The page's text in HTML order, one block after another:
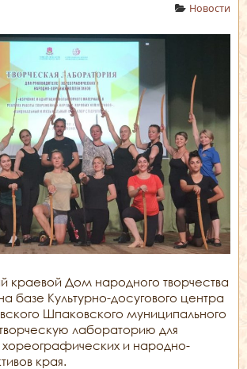
Новости
краевой Дом народного творчества
базе Культурно-досугового центра
Шпаковского муниципального
лабораторию для
хореографических и народно-
края.